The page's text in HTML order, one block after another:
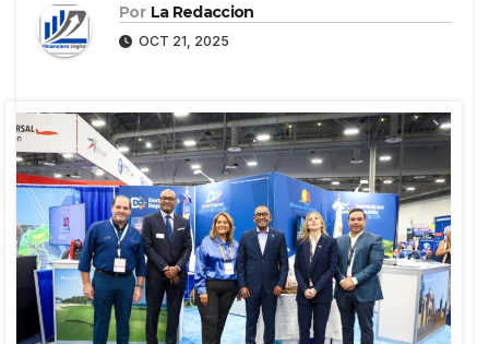
Por La Redaccion
OCT 21, 2025